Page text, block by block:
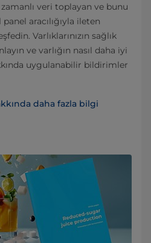
veri toplayan ve bunu
aracılığıyla ileten
Varlıklarınızın sağlık
ve varlığın nasıl daha iyi
uygulanabilir bildirimler
daha fazla bilgi